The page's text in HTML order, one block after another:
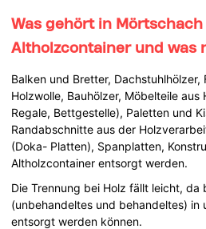
Was gehört in
Altholzcontainer und was
Balken und Bretter, Dachstuhlhölzer,
Holzwolle, Bauhölzer, Möbelteile aus
Regale, Bettgestelle), Paletten und
Randabschnitte aus der
(Doka- Platten), Spanplatten,
Altholzcontainer entsorgt werden.
Die Trennung bei Holz fällt leicht, da
(unbehandeltes und behandeltes) in
entsorgt werden können.